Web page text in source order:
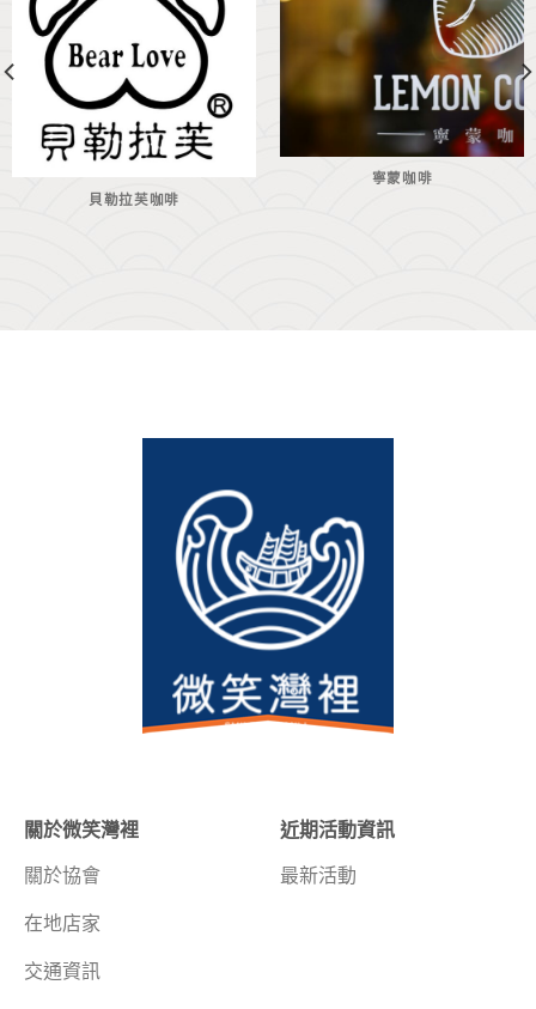
貝勒拉芙咖啡
寧蒙咖啡
關於微笑灣裡
關於協會
在地店家
交通資訊
近期活動資訊
最新活動